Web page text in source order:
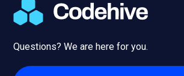
Questions? We are here for you.